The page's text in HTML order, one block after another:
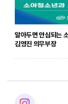
알아두면 안심되는
김영진 의무부장